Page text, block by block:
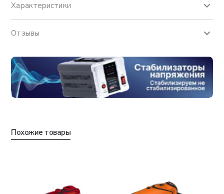
Характеристики
Отзывы
Похожие товары